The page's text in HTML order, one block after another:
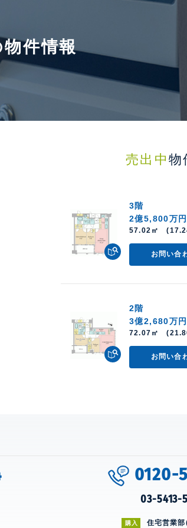
件情報
売出中 物
3階
2億5,800万円
57.02㎡
お問い合
2階
3億2,680万円
72.07㎡
お問い合
0120-
03-5413-
購入 住宅営業